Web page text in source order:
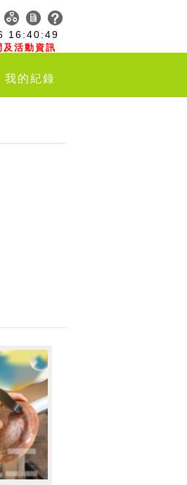
16:40:50
活動資訊
我的紀錄